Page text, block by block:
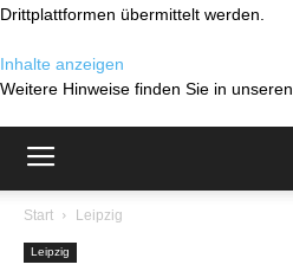
Drittplattformen übermittelt werden.
Inhalte anzeigen
Weitere Hinweise finden Sie in unseren
Start Leipzig
Leipzig